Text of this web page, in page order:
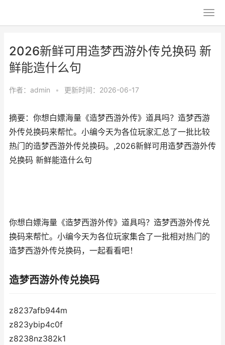
2026新鲜可用造梦西游外传兑换码 新
鲜能造什么句
作者： admin • 更新时间：2026-06-17
摘要：你想白嫖海量《造梦西游外传》道具吗？造梦西游
外传兑换码来帮忙。小编今天为各位玩家汇总了一批比较
热门的造梦西游外传兑换码。,2026新鲜可用造梦西游外传
兑换码 新鲜能造什么句
你想白嫖海量《造梦西游外传》道具吗？造梦西游外传兑
换码来帮忙。小编今天为各位玩家集合了一批相对热门的
造梦西游外传兑换码，一起看看吧！
造梦西游外传兑换码
z8237afb944m
z823ybip4c0f
z8238nz382k1